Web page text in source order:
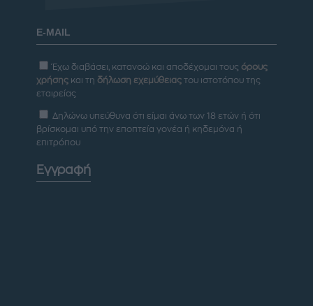
Έχω διαβάσει, κατανοώ και αποδέχομαι τους όρους
χρήσης και τη δήλωση εχεμύθειας του ιστοτόπου της
εταιρείας
Δηλώνω υπεύθυνα ότι είμαι άνω των 18 ετών ή ότι
βρίσκομαι υπό την εποπτεία γονέα ή κηδεμόνα ή
επιτρόπου
Εγγραφή